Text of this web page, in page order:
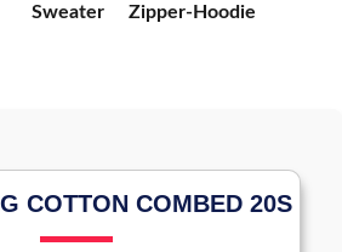
Sweater Zipper-Hoodie
COTTON COMBED 20S